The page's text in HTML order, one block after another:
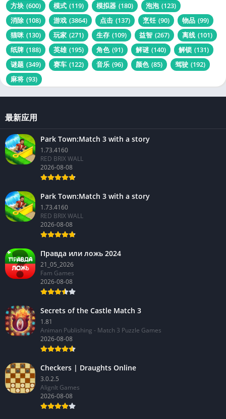
方块 (600) 模式 (119) 模拟器 (180) 泡泡 (123)
消除 (108) 游戏 (3864) 点击 (137) 烹饪 (90) 物品 (99)
猫咪 (130) 玩家 (271) 生存 (109) 益智 (267) 离线 (101)
纸牌 (188) 英雄 (195) 角色 (91) 解谜 (140) 解锁 (131)
谜题 (349) 赛车 (122) 音乐 (96) 颜色 (85) 驾驶 (192)
麻将 (93)
最新应用
Park Town:Match 3 with a story
1.73.4160
RED BRIX WALL
2026-08-08
Park Town:Match 3 with a story
1.73.4160
RED BRIX WALL
2026-08-08
Правда или ложь 2024
21_05_2026
Fam Games
2026-08-08
Secrets of the Castle Match 3
1.81
Animan Publishing - Match 3 Puzzle Games
2026-08-08
Checkers | Draughts Online
3.0.2.5
AlignIt Games
2026-08-08